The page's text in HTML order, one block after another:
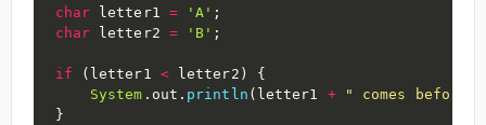
char letter1 = 'A' ;
char letter2 = 'B' ;
if ( letter1 < letter2 )
{
System . out . println ( letter1 +
" comes before "
}